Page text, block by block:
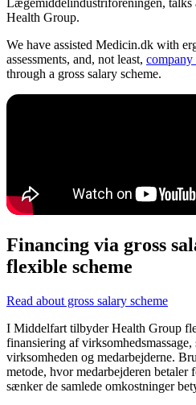
Health Group.
We have assisted Medicin.dk with
assessments, and, not least, company
through a gross salary scheme.
Financing via gross
flexible scheme
Read about gross salary scheme
I Middelfart tilbyder Health Group
finansiering af virksomhedsmassage,
virksomheden og medarbejderne.
metode, hvor medarbejderen betaler
sænker de samlede omkostninger